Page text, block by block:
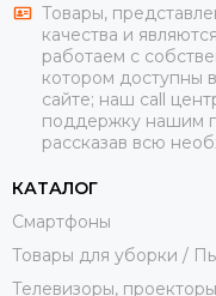
Товары,
качества и
работаем с
котором доступны
сайте; наш call
поддержку нашим
рассказав всю
КАТАЛОГ
Смартфоны
Товары для уборки /
Телевизоры,